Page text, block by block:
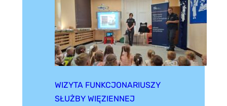
WIZYTA FUNKCJONARIUSZY
SŁUŻBY WIĘZIENNEJ